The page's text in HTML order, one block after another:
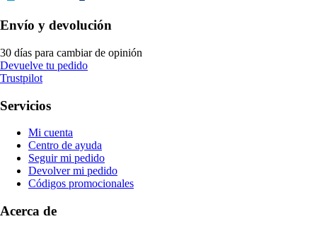
Envío y devolución
30 días para cambiar de opinión
Devuelve tu pedido
Trustpilot
Servicios
Mi cuenta
Centro de ayuda
Seguir mi pedido
Devolver mi pedido
Códigos promocionales
Acerca de